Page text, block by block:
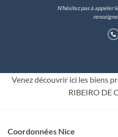
N’hésitez pas à appeler
Venez découvrir ici les biens
RIBEIRO DE
Coordonnées Nice